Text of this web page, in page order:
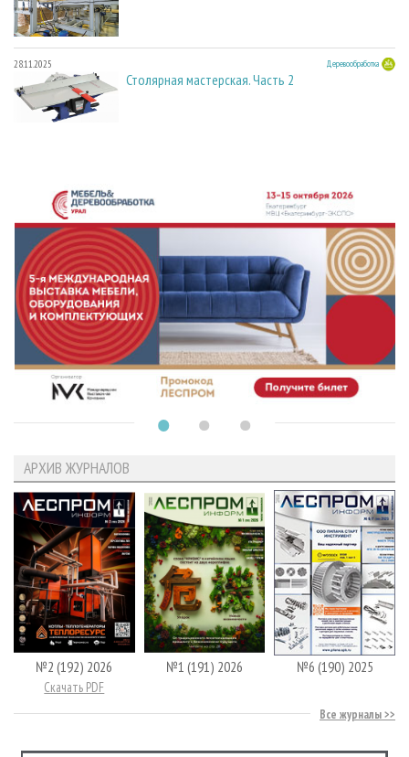
28.11.2025 Деревообработка
Столярная мастерская. Часть 2
АРХИВ ЖУРНАЛОВ
№2 (192) 2026
Скачать PDF
№1 (191) 2026 №6 (190) 2025
Все журналы